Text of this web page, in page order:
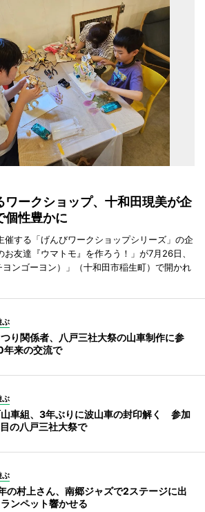
ワークショップ、十和田現美が企
性豊かに
催する「げんびワークショップシリーズ」の企
友達『ウマトモ』を作ろう！」が7月26日、
ンゴーヨン）」（十和田市稲生町）で開かれ
ぶ
り関係者、八戸三社大祭の山車制作に参
来の交流で
ぶ
車組、3年ぶりに波山車の封印解く 参加
の八戸三社大祭で
ぶ
の村上さん、南郷ジャズで2ステージに出
ンペット響かせる